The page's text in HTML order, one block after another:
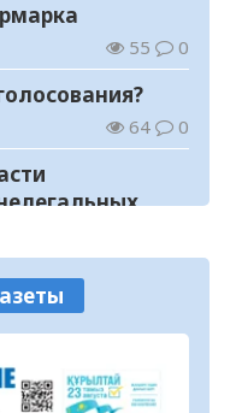
55 0
64 0
с работой
88 0
пройдут